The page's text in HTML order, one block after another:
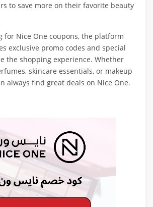
to save more on their favorite beauty
for Nice One coupons, the platform
exclusive promo codes and special
the shopping experience. Whether
skincare essentials, or makeup
always find great deals on Nice One.